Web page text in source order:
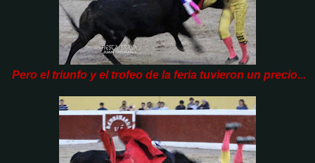
Pero el triunfo y el trofeo de la feria tuvieron un precio...